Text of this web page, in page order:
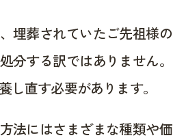
埋葬されていたご先祖様の
分する訳ではありません。
し直す必要があります。
法にはさまざまな種類や価